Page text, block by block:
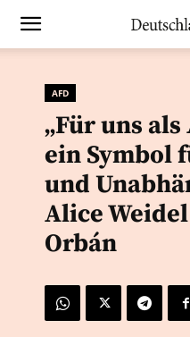
AFD
„Für uns
ein Symbol
und
Alice
Orbán